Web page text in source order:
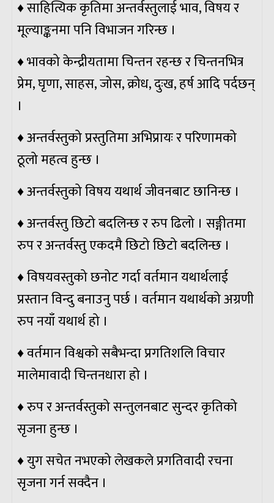
♦ साहित्यिक कृतिमा अन्तर्वस्तुलाई भाव, विषय र
मूल्याङ्कनमा पनि विभाजन गरिन्छ ।
♦ भावको केन्द्रीयतामा चिन्तन रहन्छ र चिन्तनभित्र
प्रेम, घृणा, साहस, जोस, क्रोध, दुःख, हर्ष आदि पर्दछन्
।
♦ अन्तर्वस्तुको प्रस्तुतिमा अभिप्रायः र परिणामको
ठूलो महत्व हुन्छ ।
♦ अन्तर्वस्तुको विषय यथार्थ जीवनबाट छानिन्छ ।
♦ अन्तर्वस्तु छिटो बदलिन्छ र रुप ढिलो । सङ्गीतमा
रुप र अन्तर्वस्तु एकदमै छिटो छिटो बदलिन्छ ।
♦ विषयवस्तुको छनोट गर्दा वर्तमान यथार्थलाई
प्रस्तान विन्दु बनाउनु पर्छ । वर्तमान यथार्थको अग्रणी
रुप नयाँ यथार्थ हो ।
♦ वर्तमान विश्वको सबैभन्दा प्रगतिशलि विचार
मालेमावादी चिन्तनधारा हो ।
♦ रुप र अन्तर्वस्तुको सन्तुलनबाट सुन्दर कृतिको
सृजना हुन्छ ।
♦ युग सचेत नभएको लेखकले प्रगतिवादी रचना
सृजना गर्न सक्दैन ।